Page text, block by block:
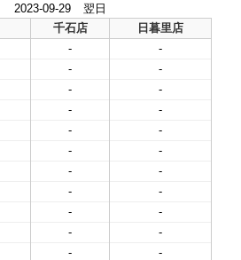
2023-09-29
翌日
千石店
日暮里店
-
-
-
-
-
-
-
-
-
-
-
-
-
-
-
-
-
-
-
-
-
-